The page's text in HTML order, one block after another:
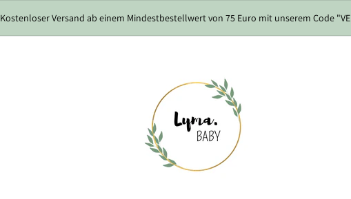
Kostenloser Versand ab einem Mindestbestellwert von 75 Euro mit unserem Code